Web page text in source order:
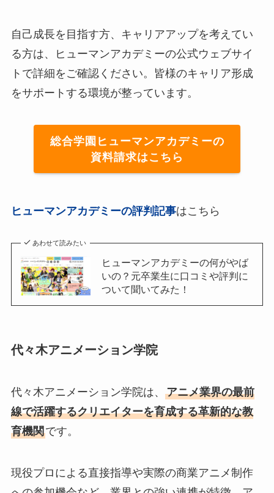
自己成長を目指す方、キャリアアップを考えてい
る方は、ヒューマンアカデミーの公式ウェブサイ
トで詳細をご確認ください。皆様のキャリア形成
をサポートする環境が整っています。
総合学園ヒューマンアカデミーの
資料請求はこちら
ヒューマンアカデミーの評判記事はこちら
あわせて読みたい
ヒューマンアカデミーの何がやば
いの？元卒業生に口コミや評判に
ついて聞いてみた！
代々木アニメーション学院
代々木アニメーション学院は、 アニメ業界の最前
線で活躍するクリエイターを育成する革新的な教
育機関です。
現役プロによる直接指導や実際の商業アニメ制作